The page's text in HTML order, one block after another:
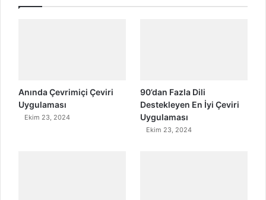
Anında Çevrimiçi Çeviri
Uygulaması
Ekim 23, 2024
90’dan Fazla Dili
Destekleyen En İyi Çeviri
Uygulaması
Ekim 23, 2024